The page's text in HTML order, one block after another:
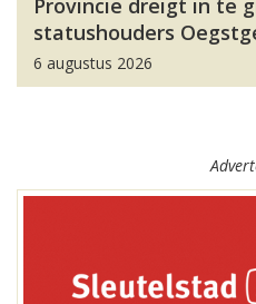
Provincie dreigt in te
statushouders
6 augustus 2026